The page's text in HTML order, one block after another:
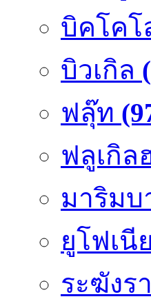
บิคโคโ
บิวเกิล
ฟลุ๊ท
ฟลูเกิล
มาริมบ
ยูโฟเนี
ระฆังร